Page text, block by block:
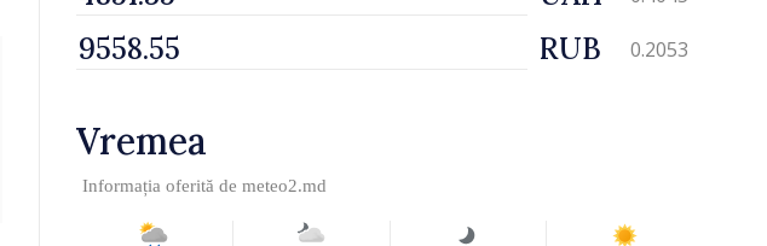
RUB 0.2053
Vremea
Informația oferită de meteo2.md